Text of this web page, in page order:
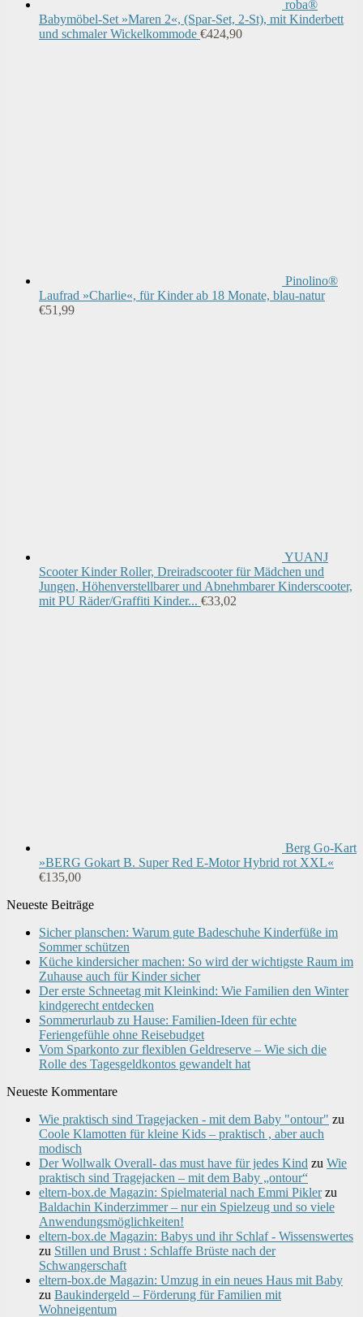
roba®
Babymöbel-Set »Maren 2«, (Spar-Set, 2-St), mit Kinderbett
und schmaler Wickelkommode €424,90
Pinolino®
Laufrad »Charlie«, für Kinder ab 18 Monate, blau-natur
€51,99
YUANJ
Scooter Kinder Roller, Dreiradscooter für Mädchen und
Jungen, Höhenverstellbarer und Abnehmbarer Kinderscooter,
mit PU Räder/Graffiti Kinder... €33,02
Berg Go-Kart
»BERG Gokart B. Super Red E-Motor Hybrid rot XXL«
€135,00
Neueste Beiträge
Sicher planschen: Warum gute Badeschuhe Kinderfüße im
Sommer schützen
Küche kindersicher machen: So wird der wichtigste Raum im
Zuhause auch für Kinder sicher
Der erste Schneetag mit Kleinkind: Wie Familien den Winter
kindgerecht entdecken
Sommerurlaub zu Hause: Familien-Ideen für echte
Feriengefühle ohne Reisebudget
Vom Sparkonto zur flexiblen Geldreserve – Wie sich die
Rolle des Tagesgeldkontos gewandelt hat
Neueste Kommentare
Wie praktisch sind Tragejacken - mit dem Baby "ontour" zu
Coole Klamotten für kleine Kids – praktisch , aber auch
modisch
Der Wollwalk Overall- das must have für jedes Kind zu Wie
praktisch sind Tragejacken – mit dem Baby „ontour“
eltern-box.de Magazin: Spielmaterial nach Emmi Piklerzu
Baldachin Kinderzimmer – nur ein Spielzeug und so viele
Anwendungsmöglichkeiten!
eltern-box.de Magazin: Babys und ihr Schlaf - Wissenswertes
zu Stillen und Brust : Schlaffe Brüste nach der
Schwangerschaft
eltern-box.de Magazin: Umzug in ein neues Haus mit Baby
zu Baukindergeld – Förderung für Familien mit
Wohneigentum